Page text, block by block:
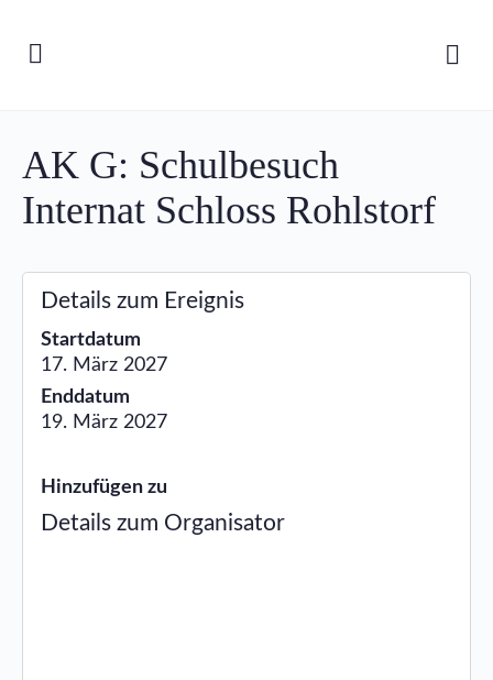
AK G: Schulbesuch
Internat Schloss Rohlstorf
Details zum Ereignis
Startdatum
17. März 2027
Enddatum
19. März 2027
Hinzufügen zu
Details zum Organisator